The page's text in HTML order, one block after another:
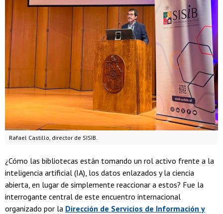
Rafael Castillo, director de SISIB.
¿Cómo las bibliotecas están tomando un rol activo frente a la
inteligencia artificial (IA), los datos enlazados y la ciencia
abierta, en lugar de simplemente reaccionar a estos? Fue la
interrogante central de este encuentro internacional
organizado por la Dirección de Servicios de Información y